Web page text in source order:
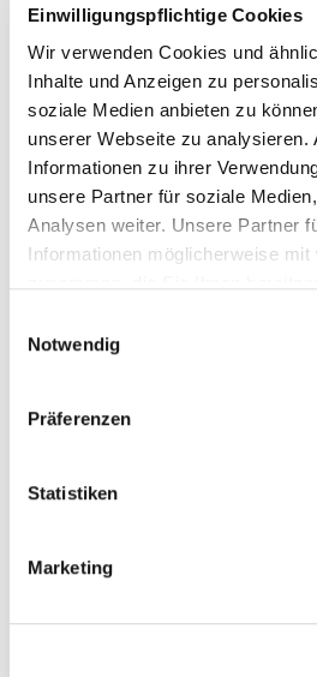
Einwilligungspflichtige Cookies
Wir verwenden Cookies und
Inhalte und Anzeigen zu
soziale Medien anbieten zu
unserer Webseite zu analysieren.
Informationen zu ihrer
unsere Partner für soziale
Analysen weiter. Unsere Partner
Informationen möglicherweise mit
haben. Dies schließt unter
Ihrer Daten in Drittländer ein,
Datenschutzniveau bescheinigt
diese Daten einem staatlichen
Datenschutzerklärung. Ihre
Nutzung können Sie jederzeit
Notwendig
Präferenzen
Statistiken
Marketing